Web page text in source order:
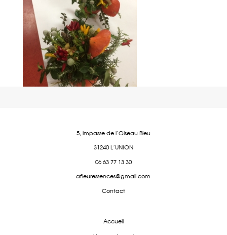
5, impasse de l'Oiseau Bleu
31240 L'UNION
06 63 77 13 30
afleuressences@gmail.com
Contact
Accueil